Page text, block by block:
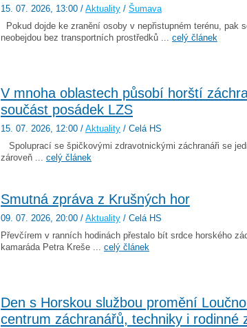
15. 07. 2026, 13:00 / Aktuality / Šumava
Pokud dojde ke zranění osoby v nepřistupném terénu, pak
neobejdou bez transportních prostředků ... celý článek
V mnoha oblastech působí horští
součást posádek LZS
15. 07. 2026, 12:00 / Aktuality / Celá HS
Spoluprací se špičkovými zdravotnickými záchranáři se
zároveň ... celý článek
Smutná zpráva z Krušných hor
09. 07. 2026, 20:00 / Aktuality / Celá HS
Převčírem v ranních hodinách přestalo bít srdce horského
kamaráda Petra Kreše ... celý článek
Den s Horskou službou promění
centrum záchranářů, techniky i rodinné